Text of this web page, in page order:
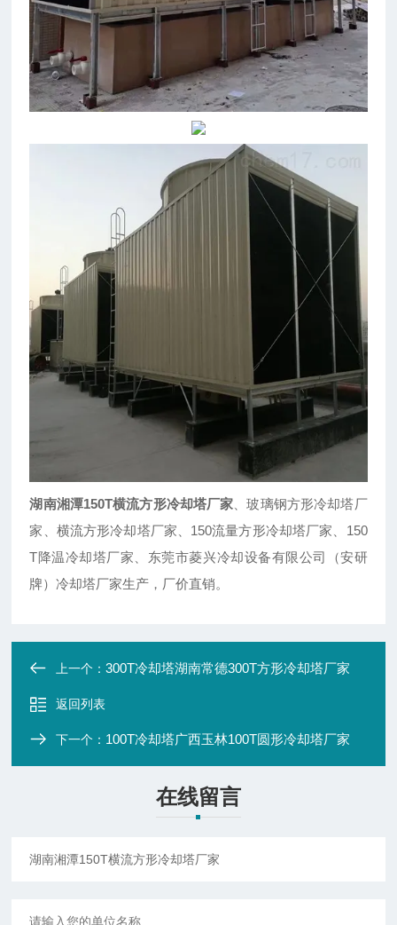
湖南湘潭150T横流方形冷却塔厂家 、玻璃钢方形冷却塔厂
家、横流方形冷却塔厂家、150流量方形冷却塔厂家、150
T降温冷却塔厂家、东莞市菱兴冷却设备有限公司（安研
牌）冷却塔厂家生产，厂价直销。
上一个：300T冷却塔湖南常德300T方形冷却塔厂家
返回列表
下一个： 100T冷却塔广西玉林100T圆形冷却塔厂家
在线留言